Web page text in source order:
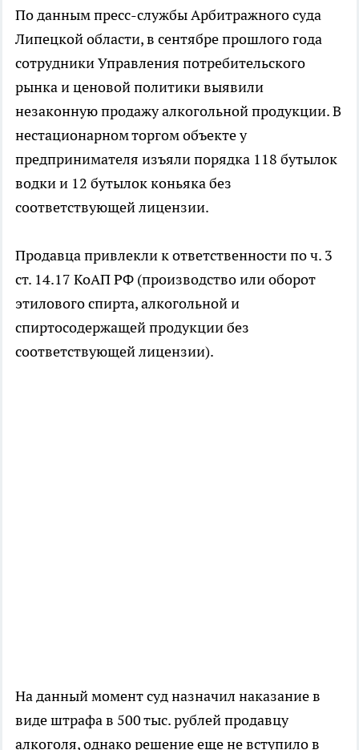
По данным пресс-службы Арбитражного суда
Липецкой области, в сентябре прошлого года
сотрудники Управления потребительского
рынка и ценовой политики выявили
незаконную продажу алкогольной продукции. В
нестационарном торгом объекте у
предпринимателя изъяли порядка 118 бутылок
водки и 12 бутылок коньяка без
соответствующей лицензии.
Продавца привлекли к ответственности по ч. 3
ст. 14.17 КоАП РФ (производство или оборот
этилового спирта, алкогольной и
спиртосодержащей продукции без
соответствующей лицензии).
На данный момент суд назначил наказание в
виде штрафа в 500 тыс. рублей продавцу
алкоголя, однако решение еще не вступило в